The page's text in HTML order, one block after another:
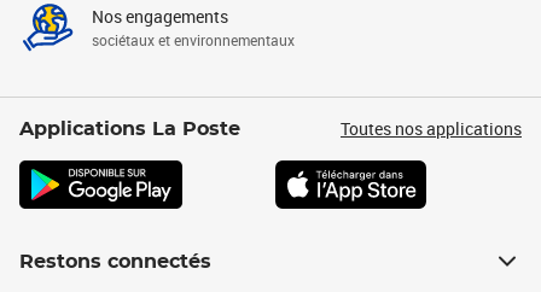
Nos engagements
sociétaux et environnementaux
Applications La Poste Toutes nos applications
Restons connectés